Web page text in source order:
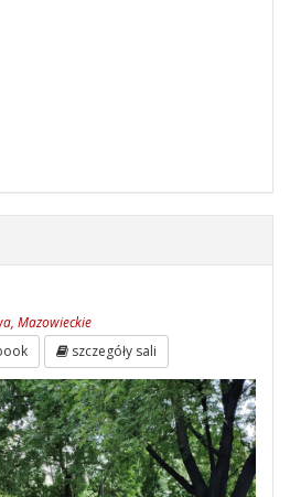
Mazowieckie
szczegóły sali